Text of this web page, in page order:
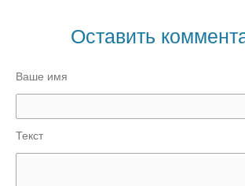
Оставить
Ваше имя
Текст